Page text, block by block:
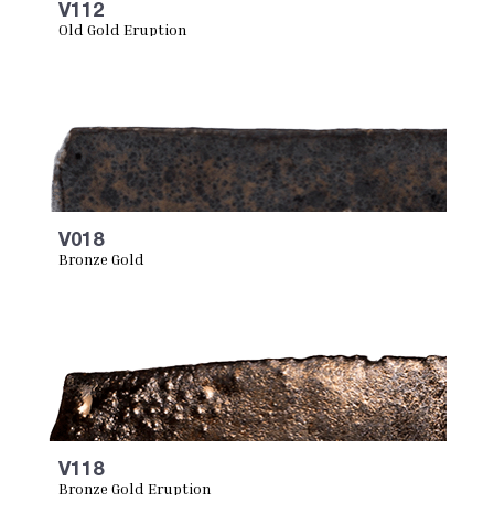
V112
Old Gold Eruption
V018
Bronze Gold
V118
Bronze Gold Eruption